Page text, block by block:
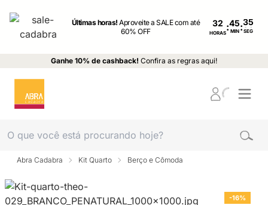
Últimas horas!Aproveite a SALE com até
60% OFF
32
HORAS: MIN : SEG
Ganhe 10% de cashback! Confira as regras aqui!
Abra Cadabra Kit Quarto Berço e Cômoda
-16%